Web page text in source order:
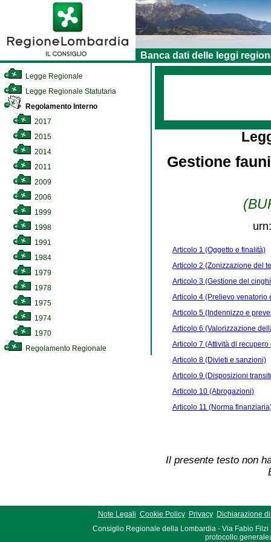
Banca dati delle leggi
Legge Regionale
Legge Regionale Statutaria
Regolamento Interno
2017
2015
2014
2011
2009
2006
1999
1998
1991
1984
1979
1978
1975
1974
1970
Regolamento Regionale
Gestione
Articolo 1 (Oggetto e finalità)
Articolo 2 (Zonizzazione del
Articolo 3 (Gestione del
Articolo 4 (Prelievo venatorio
Articolo 5 (Indennizzo e
Articolo 6 (Valorizzazione
Articolo 7 (Attività di
Articolo 8 (Divieti e sanzioni)
Articolo 9 (Disposizioni
Articolo 10 (Abrogazioni)
Articolo 11 (Norma
Il presente testo non
Note Legali Cookie Policy Privacy
Dichiarazione
Consiglio Regionale della Lombardia - Via Fabio Filzi